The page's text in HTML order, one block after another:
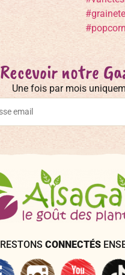
Recevoir notre
Une fois par mois
RESTONS CONNECTÉS